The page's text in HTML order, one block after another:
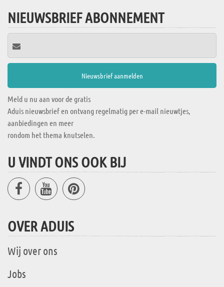
NIEUWSBRIEF ABONNEMENT
Meld u nu aan voor de gratis
Aduis nieuwsbrief en ontvang regelmatig per e-mail nieuwtjes,
aanbiedingen en meer
rondom het thema knutselen.
U VINDT ONS OOK BIJ
OVER ADUIS
Wij over ons
Jobs